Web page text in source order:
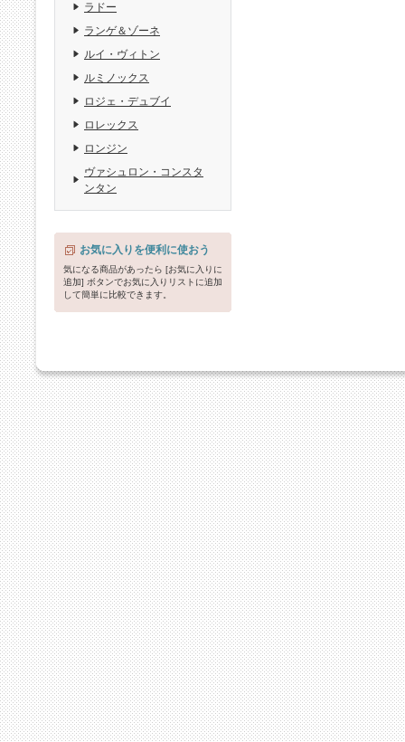
ラドー
ランゲ＆ゾーネ
ルイ・ヴィトン
ルミノックス
ロジェ・デュブイ
ロレックス
ロンジン
ヴァシュロン・コンスタ
ンタン
お気に入りを便利に使おう
気になる商品があったら [お気に入りに
追加] ボタンでお気に入りリストに追加
して簡単に比較できます。